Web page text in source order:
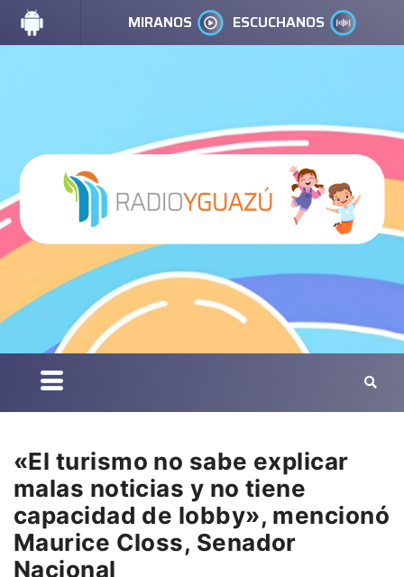
MIRANOS ESCUCHANOS
«El turismo no sabe explicar
malas noticias y no tiene
capacidad de lobby», mencionó
Maurice Closs, Senador
Nacional